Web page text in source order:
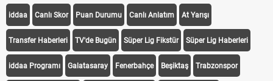
iddaa Canlı Skor Puan Durumu Canlı Anlatım At Yarışı
Transfer Haberleri TV'de Bugün Süper Lig Fikstür Süper Lig Haberleri
iddaa Programı Galatasaray Fenerbahçe Beşiktaş Trabzonspor